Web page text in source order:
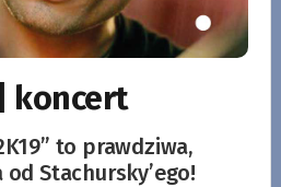
koncert
to prawdziwa,
Stachursky’ego!